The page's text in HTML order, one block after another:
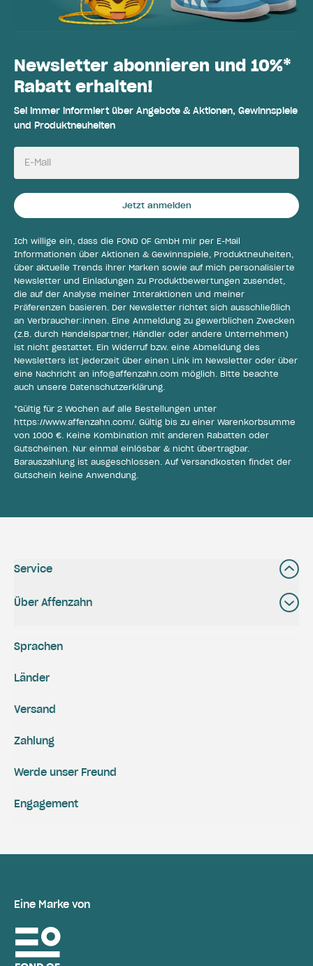
Newsletter abonnieren und 10%*
Rabatt erhalten!
Sei immer informiert über Angebote & Aktionen, Gewinnspiele
und Produktneuheiten
E-Mail
Jetzt anmelden
Ich willige ein, dass die FOND OF GmbH mir per E-Mail
Informationen über Aktionen & Gewinnspiele, Produktneuheiten,
über aktuelle Trends ihrer Marken sowie auf mich personalisierte
Newsletter und Einladungen zu Produktbewertungen zusendet,
die auf der Analyse meiner Interaktionen und meiner
Präferenzen basieren. Der Newsletter richtet sich ausschließlich
an Verbraucher:innen. Eine Anmeldung zu gewerblichen Zwecken
(z.B. durch Handelspartner, Händler oder andere Unternehmen)
ist nicht gestattet. Ein Widerruf bzw. eine Abmeldung des
Newsletters ist jederzeit über einen Link im Newsletter oder über
eine Nachricht an info@affenzahn.com möglich. Bitte beachte
auch unsere Datenschutzerklärung.
*Gültig für 2 Wochen auf alle Bestellungen unter
https://www.affenzahn.com/. Gültig bis zu einer Warenkorbsumme
von 1000 €. Keine Kombination mit anderen Rabatten oder
Gutscheinen. Nur einmal einlösbar & nicht übertragbar.
Barauszahlung ist ausgeschlossen. Auf Versandkosten findet der
Gutschein keine Anwendung.
Service
Über Affenzahn
Versand
Zahlung
Engagement
Werde unser Freund
Sprachen
Länder
Eine Marke von